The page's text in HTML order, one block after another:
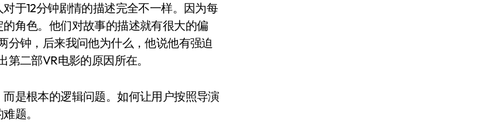
于12分钟剧情的描述完全不一样。因为每
角色。他们对故事的描述就有很大的偏
分钟，后来我问他为什么，他说他有强迫
二部VR电影的原因所在。
是根本的逻辑问题。如何让用户按照导演
题。